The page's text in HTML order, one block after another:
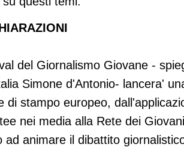
del Giornalismo Giovane -
Simone d'Antonio- lancera'
di stampo europeo,
nei media alla Rete dei
ad animare il dibattito